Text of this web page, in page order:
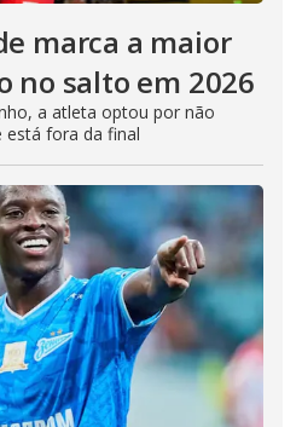
marca a maior
no salto em 2026
a atleta optou por não
está fora da final